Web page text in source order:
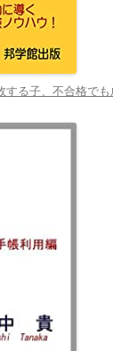
する子、不合格で